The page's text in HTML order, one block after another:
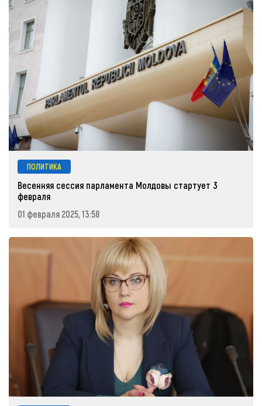
ПОЛИТИКА
Весенняя сессия парламента Молдовы стартует 3
февраля
01 февраля 2025, 13:58